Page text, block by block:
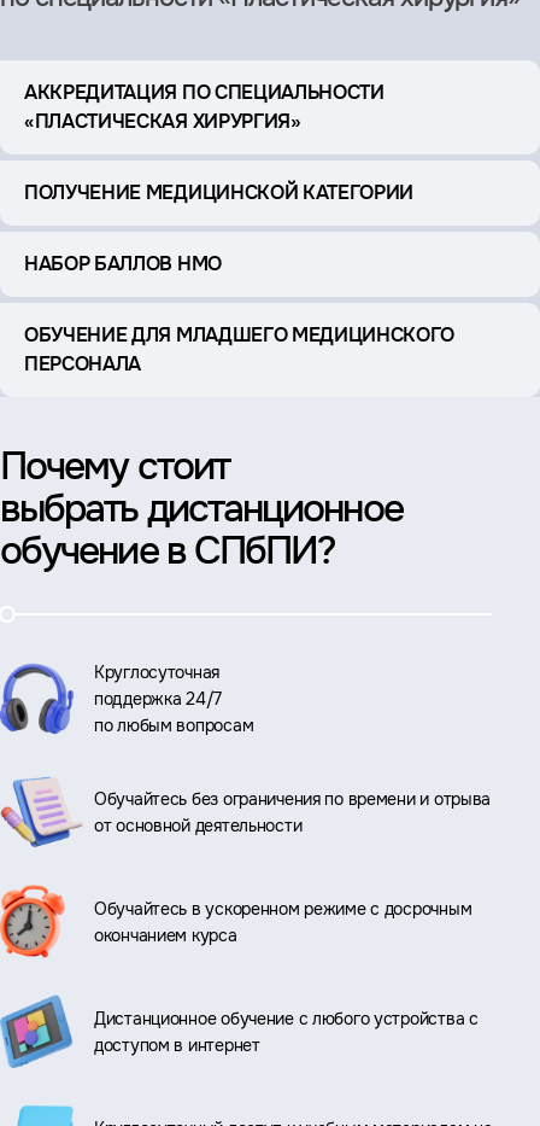
АККРЕДИТАЦИЯ ПО СПЕЦИАЛЬНОСТИ
«ПЛАСТИЧЕСКАЯ ХИРУРГИЯ»
ПОЛУЧЕНИЕ МЕДИЦИНСКОЙ КАТЕГОРИИ
НАБОР БАЛЛОВ НМО
ОБУЧЕНИЕ ДЛЯ МЛАДШЕГО МЕДИЦИНСКОГО
ПЕРСОНАЛА
Почему стоит
выбрать дистанционное
обучение в СПбПИ?
Круглосуточная
поддержка 24/7
по любым вопросам
Обучайтесь без ограничения по времени и отрыва
от основной деятельности
Обучайтесь в ускоренном режиме с досрочным
окончанием курса
Дистанционное обучение с любого устройства с
доступом в интернет